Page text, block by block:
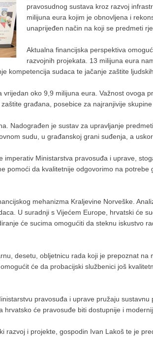
pravosudnog sustava kroz razvoj
milijuna eura kojim je obnovljena i
unaprijeđen način na koji se predmeti
Aktualna financijska perspektiva
razvojnih projekata. 13 milijuna eura
kompetencija sudaca te jačanje zaštite
oko 9,9 milijuna eura. Važnost ovoga
građana, posebice za najranjivije skupine
Nadograđen je sustav za upravljanje
sudu, u građanskoj grani suđenja, a
imperativ Ministarstva pravosuđa i uprave,
pomoći da kvalitetnije odgovorimo na
mehanizma Kraljevine Norveške.
U suradnji s Vijećem Europe, hrvatski će
će sucima omogućiti da steknu iskustvo
desetu, obljetnicu rada koji je prepoznat na
će da probacijski službenici još
pravosuđa i uprave pružaju
će pravosuđe biti dostupnije i
i projekte, gospodin Ivan Lakoš te je